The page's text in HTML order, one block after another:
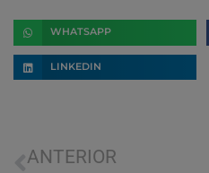
WHATSAPP
LINKEDIN
ANTERIOR